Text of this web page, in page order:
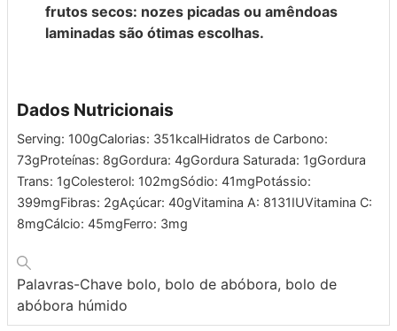
frutos secos: nozes picadas ou amêndoas
laminadas são ótimas escolhas.
Dados Nutricionais
Serving: 100gCalorias: 351kcalHidratos de Carbono:
73gProteínas: 8gGordura: 4gGordura Saturada: 1gGordura
Trans: 1gColesterol: 102mgSódio: 41mgPotássio:
399mgFibras: 2gAçúcar: 40gVitamina A: 8131IUVitamina C:
8mgCálcio: 45mgFerro: 3mg
Palavras-Chave bolo, bolo de abóbora, bolo de
abóbora húmido